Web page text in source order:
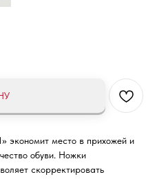
экономит место в прихожей и
обуви. Ножки
скорректировать